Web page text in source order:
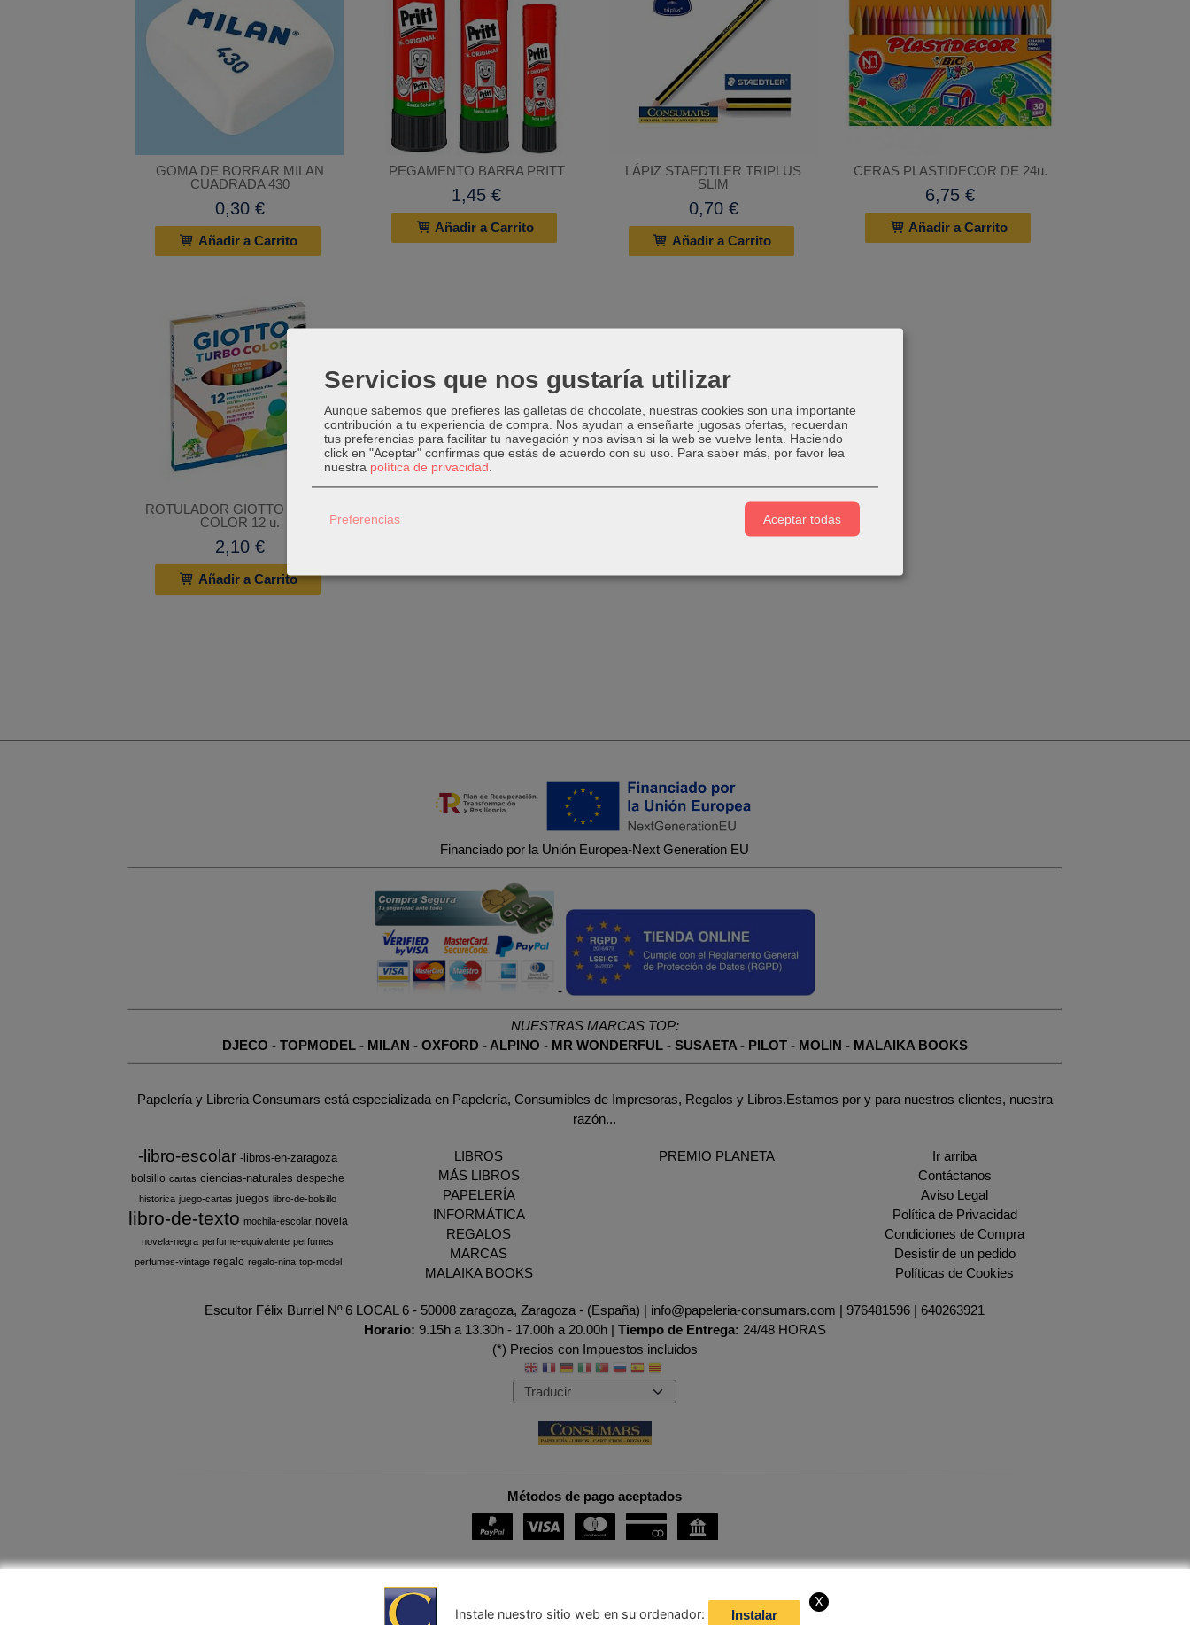
GOMA DE BORRAR MILAN
CUADRADA 430
0,30 €
Añadir a Carrito
PEGAMENTO BARRA PRITT
1,45 €
Añadir a Carrito
LÁPIZ STAEDTLER TRIPLUS
SLIM
0,70 €
Añadir a Carrito
CERAS PLASTIDECOR DE 24u.
6,75 €
Añadir a Carrito
ROTULADOR GIOTTO TURBO
COLOR 12 u.
2,10 €
Añadir a Carrito
Financiado por la Unión Europea-Next Generation EU
-
NUESTRAS MARCAS TOP:
DJECO - TOPMODEL- MILAN - OXFORD - ALPINO - MR WONDERFUL- SUSAETA- PILOT- MOLIN - MALAIKA BOOKS
Papelería y Libreria Consumars está especializada en Papelería, Consumibles de Impresoras, Regalos y Libros.Estamos por y para nuestros clientes, nuestra
razón...
-libro-escolar -libros-en-zaragoza
bolsillo cartas ciencias-naturales despeche
historica juego-cartas juegos libro-de-bolsillo
libro-de-texto mochila-escolar novela
novela-negra perfume-equivalente perfumes
perfumes-vintage regalo regalo-nina top-model
LIBROS
MÁS LIBROS
PAPELERÍA
INFORMÁTICA
REGALOS
MARCAS
MALAIKA BOOKS
PREMIO PLANETA
Ir arriba
Contáctanos
Aviso Legal
Política de Privacidad
Condiciones de Compra
Desistir de un pedido
Políticas de Cookies
Escultor Félix Burriel Nº 6 LOCAL 6 - 50008 zaragoza, Zaragoza - (España) | info@papeleria-consumars.com |976481596 |640263921
Horario: 9.15h a 13.30h - 17.00h a 20.00h | Tiempo de Entrega: 24/48 HORAS
(*) Precios con Impuestos incluidos
Métodos de pago aceptados
Instale nuestro sitio web en su ordenador: Instalar
X
Servicios que nos gustaría utilizar
Aunque sabemos que prefieres las galletas de chocolate, nuestras cookies son una importante
contribución a tu experiencia de compra. Nos ayudan a enseñarte jugosas ofertas, recuerdan
tus preferencias para facilitar tu navegación y nos avisan si la web se vuelve lenta. Haciendo
click en "Aceptar" confirmas que estás de acuerdo con su uso. Para saber más, por favor lea
nuestra política de privacidad
Preferencias Aceptar todas